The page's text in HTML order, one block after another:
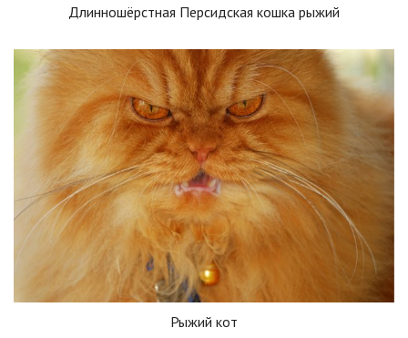
Длинношёрстная Персидская кошка рыжий
Рыжий кот